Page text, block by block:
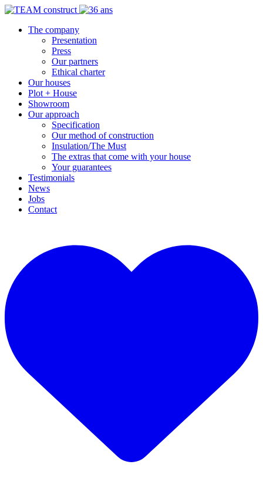
The company
Presentation
Press
Our partners
Ethical charter
Our houses
Plot + House
Showroom
Our approach
Specification
Our method of construction
Insulation/The Must
The extras that come with your house
Your guarantees
Testimonials
News
Jobs
Contact